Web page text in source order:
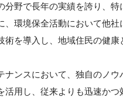
分野で長年の実績を誇り、
、環境保全活動において他
術を導入し、地域住民の健
ナンスにおいて、独自のノ
活用し、従来よりも迅速か